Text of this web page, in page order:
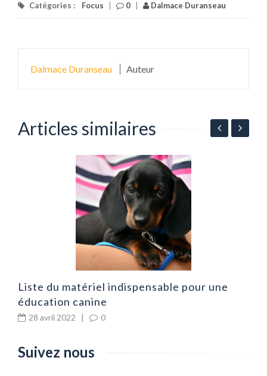
Catégories : Focus 0 Dalmace Duranseau
Dalmace Duranseau Auteur
Articles similaires
Liste du matériel indispensable pour une
éducation canine
28 avril 2022 | 0
Suivez nous